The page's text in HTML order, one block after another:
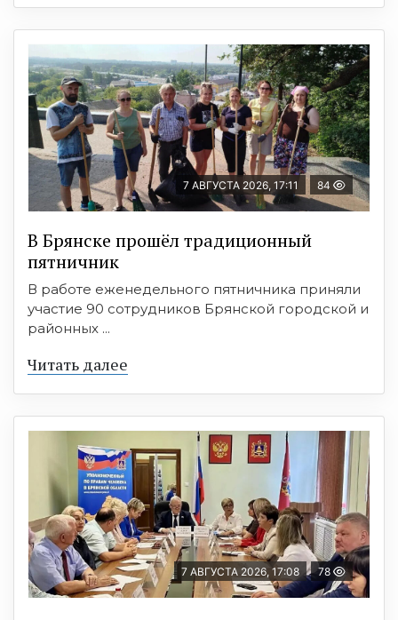
7 АВГУСТА 2026, 17:11 84
В Брянске прошёл традиционный
пятничник
В работе еженедельного пятничника приняли
участие 90 сотрудников Брянской городской и
районных ...
Читать далее
7 АВГУСТА 2026, 17:08 78